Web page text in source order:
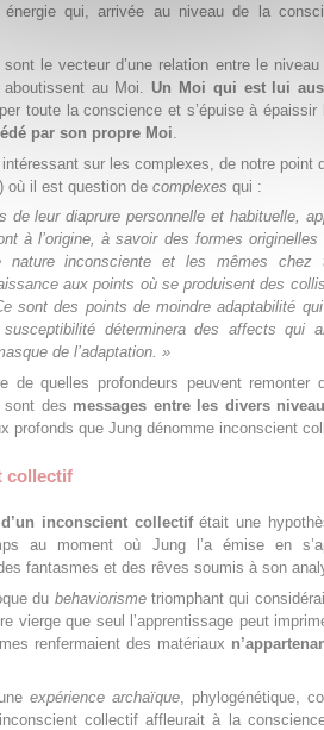
énergie qui, arrivée au niveau de la
le vecteur d’une relation entre le
aboutissent au Moi.Un Moi qui est lui
toute la conscience et s’épuise à
par son propre Moi.
intéressant sur les complexes, de notre point
où il est question de complexes qui :
de leur diaprure personnelle et habituelle,
à l’origine, à savoir des formes
nature inconsciente et les mêmes chez
aux points où se produisent des
sont des points de moindre adaptabilité
déterminera des affects qui
de l’adaptation. »
de quelles profondeurs peuvent remonter
sont des messages entre les divers
profonds que Jung dénomme inconscient
collectif
inconscient collectifétait une
au moment où Jung l’a émise en
fantasmes et des rêves soumis à son
du behaviorismetriomphant qui
vierge que seul l’apprentissage peut
renfermaient des matériaux
expérience archaïque , phylogénétique,
collectif affleurait à la